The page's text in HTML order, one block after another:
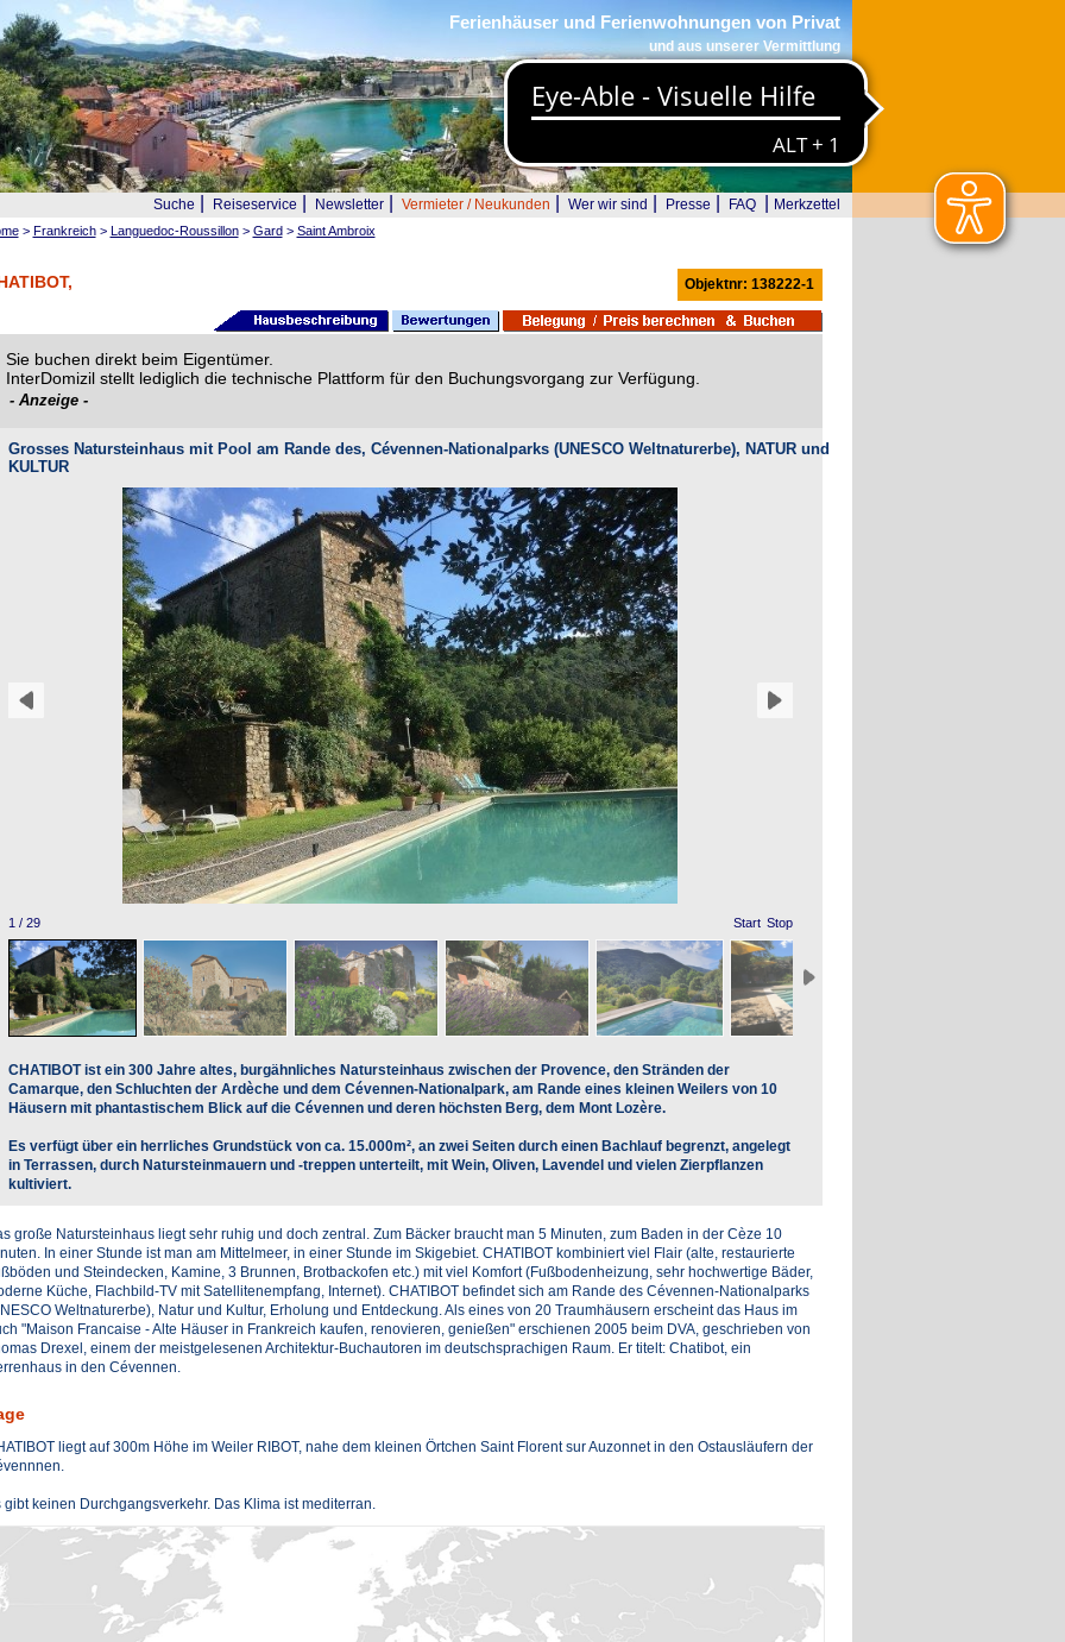
Ferienhäuser und Ferienwohnungen von Privat
und aus unserer Vermittlung
Suche Reiseservice Newsletter| Vermieter / Neukunden Wer wir sind Presse FAQ Merkzettel
> Frankreich> Languedoc-Roussillon> Gard> Saint Ambroix
Objektnr: 138222-1
Sie buchen direkt beim Eigentümer.
InterDomizil stellt lediglich die technische Plattform für den Buchungsvorgang zur Verfügung.
- Anzeige -
Grosses Natursteinhaus mit Pool am Rande des, Cévennen-Nationalparks (UNESCO Weltnaturerbe), NATUR und
KULTUR
1 / 29 Start Stop
CHATIBOT ist ein 300 Jahre altes, burgähnliches Natursteinhaus zwischen der Provence, den Stränden der
Camarque, den Schluchten der Ardèche und dem Cévennen-Nationalpark, am Rande eines kleinen Weilers von 10
Häusern mit phantastischem Blick auf die Cévennen und deren höchsten Berg, dem Mont Lozère.
Es verfügt über ein herrliches Grundstück von ca. 15.000m², an zwei Seiten durch einen Bachlauf begrenzt, angelegt
in Terrassen, durch Natursteinmauern und -treppen unterteilt, mit Wein, Oliven, Lavendel und vielen Zierpflanzen
kultiviert.
große Natursteinhaus liegt sehr ruhig und doch zentral. Zum Bäcker braucht man 5 Minuten, zum Baden in der Cèze 10
In einer Stunde ist man am Mittelmeer, in einer Stunde im Skigebiet. CHATIBOT kombiniert viel Flair (alte, restaurierte
und Steindecken, Kamine, 3 Brunnen, Brotbackofen etc.) mit viel Komfort (Fußbodenheizung, sehr hochwertige Bäder,
Küche, Flachbild-TV mit Satellitenempfang, Internet). CHATIBOT befindet sich am Rande des Cévennen-Nationalparks
Weltnaturerbe), Natur und Kultur, Erholung und Entdeckung. Als eines von 20 Traumhäusern erscheint das Haus im
"Maison Francaise - Alte Häuser in Frankreich kaufen, renovieren, genießen" erschienen 2005 beim DVA, geschrieben von
Drexel, einem der meistgelesenen Architektur-Buchautoren im deutschsprachigen Raum. Er titelt: Chatibot, ein
in den Cévennen.
liegt auf 300m Höhe im Weiler RIBOT, nahe dem kleinen Örtchen Saint Florent sur Auzonnet in den Ostausläufern der
gibt keinen Durchgangsverkehr. Das Klima ist mediterran.